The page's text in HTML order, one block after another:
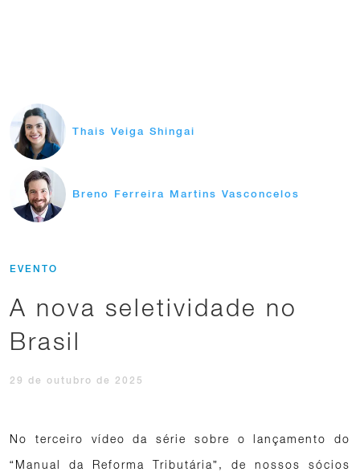
Thais Veiga Shingai
Breno Ferreira Martins Vasconcelos
EVENTO
A nova seletividade no
Brasil
29 de outubro de 2025
No terceiro vídeo da série sobre o lançamento do
“Manual da Reforma Tributária”, de nossos sócios